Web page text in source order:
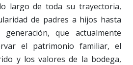
largo de toda su trayectoria,
de padres a hijos hasta
que actualmente
el patrimonio familiar, el
y los valores de la bodega,